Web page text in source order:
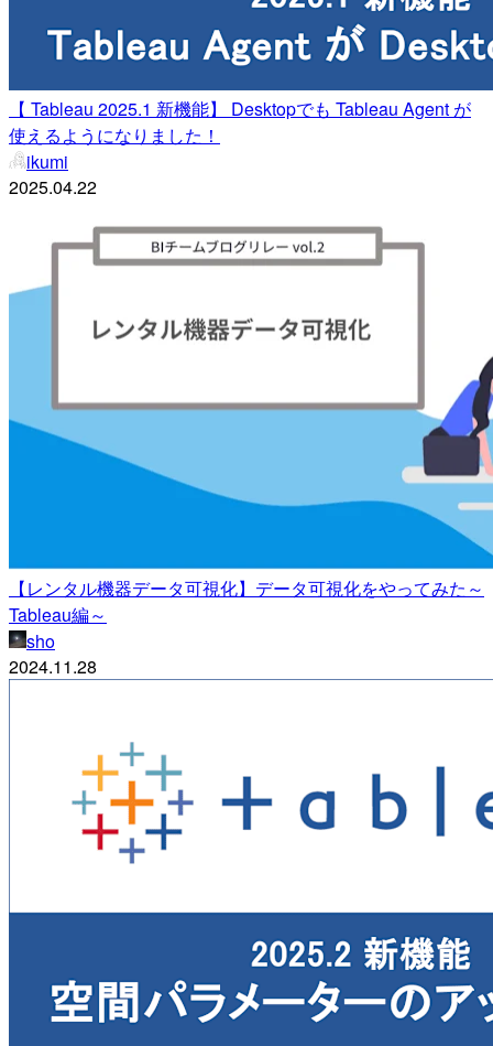
【 Tableau 2025.1 新機能】 Desktopでも Tableau Agent が
使えるようになりました！
ikumi
2025.04.22
【レンタル機器データ可視化】データ可視化をやってみた～
Tableau編～
sho
2024.11.28